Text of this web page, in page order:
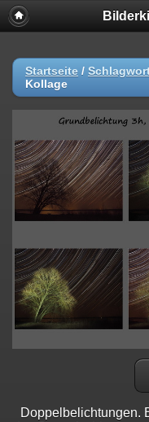
Startseite /
Kollage
Doppelbelichtungen.